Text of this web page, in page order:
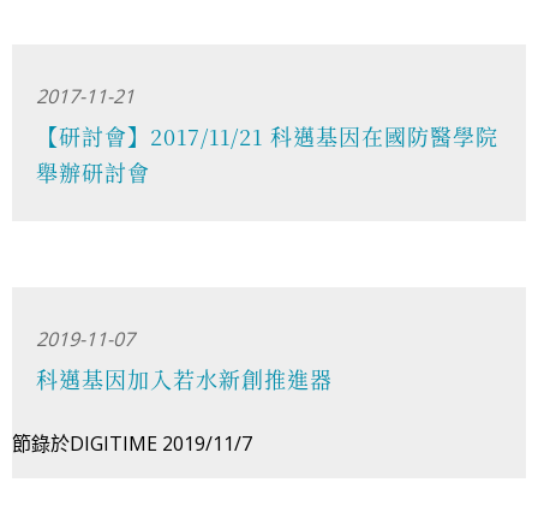
2017-11-21
【研討會】2017/11/21 科邁基因在國防醫學院
舉辦研討會
2019-11-07
科邁基因加入若水新創推進器
節錄於DIGITIME 2019/11/7